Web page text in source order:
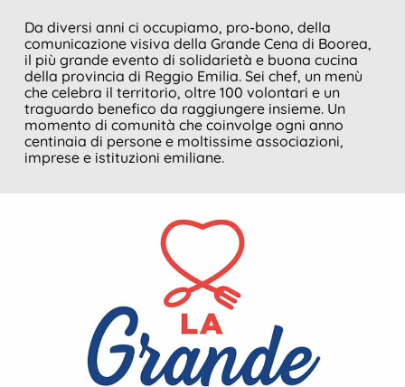
Da diversi anni ci occupiamo, pro-bono, della
comunicazione visiva della Grande Cena di Boorea,
il più grande evento di solidarietà e buona cucina
della provincia di Reggio Emilia. Sei chef, un menù
che celebra il territorio, oltre 100 volontari e un
traguardo benefico da raggiungere insieme. Un
momento di comunità che coinvolge ogni anno
centinaia di persone e moltissime associazioni,
imprese e istituzioni emiliane.